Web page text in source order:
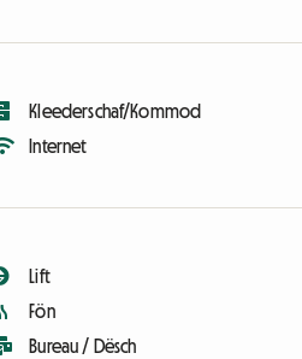
Kleederschaf/Kommod
Internet
Lift
Fön
Bureau / Dësch